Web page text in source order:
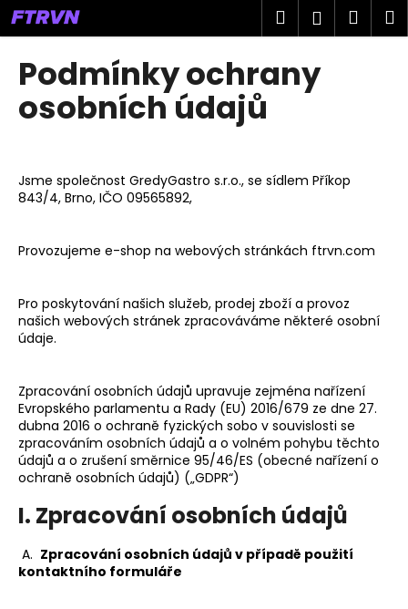
Přejít
na
obsah
Hledat
Podmínky ochrany
osobních údajů
Jsme společnost GredyGastro s.r.o., se sídlem Příkop
843/4, Brno, IČO 09565892,
Provozujeme e-shop na webových stránkách ftrvn.com
Pro poskytování našich služeb, prodej zboží a provoz
našich webových stránek zpracováváme některé osobní
údaje.
Zpracování osobních údajů upravuje zejména nařízení
Evropského parlamentu a Rady (EU) 2016/679 ze dne 27.
dubna 2016 o ochraně fyzických sobo v souvislosti se
zpracováním osobních údajů a o volném pohybu těchto
údajů a o zrušení směrnice 95/46/ES (obecné nařízení o
ochraně osobních údajů) („GDPR“)
I. Zpracování osobních údajů
A. Zpracování osobních údajů v případě použití
kontaktního formuláře
K
o
C
o
o
t
e
b
j
e
e
n
a
j
í
t
?